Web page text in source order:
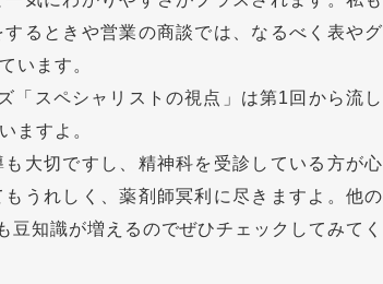
るときや営業の商談では、なるべく表やグ
います。
「スペシャリストの視点」は第1回から流し
ますよ。
大切ですし、精神科を受診している方が心
うれしく、薬剤師冥利に尽きますよ。他の
豆知識が増えるのでぜひチェックしてみてく